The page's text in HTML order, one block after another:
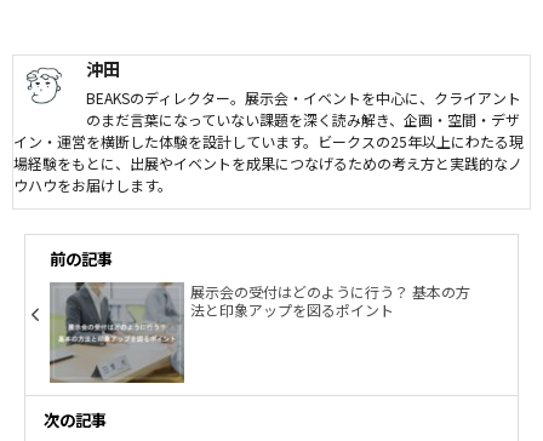
沖田
BEAKSのディレクター。展示会・イベントを中心に、クライアント
のまだ言葉になっていない課題を深く読み解き、企画・空間・デザ
イン・運営を横断した体験を設計しています。ビークスの25年以上にわたる現
場経験をもとに、出展やイベントを成果につなげるための考え方と実践的なノ
ウハウをお届けします。
前の記事
展示会の受付はどのように行う？ 基本の方
法と印象アップを図るポイント
次の記事